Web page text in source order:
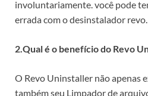
involuntariamente. você pode
errada com o desinstalador revo.
2.Qual é o benefício do Revo
O Revo Uninstaller não apenas
também seu Limpador de